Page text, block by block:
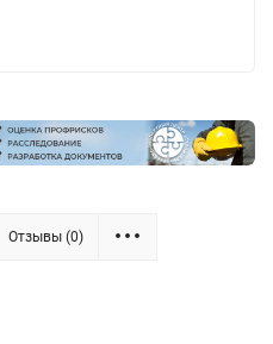
Отзывы (0)